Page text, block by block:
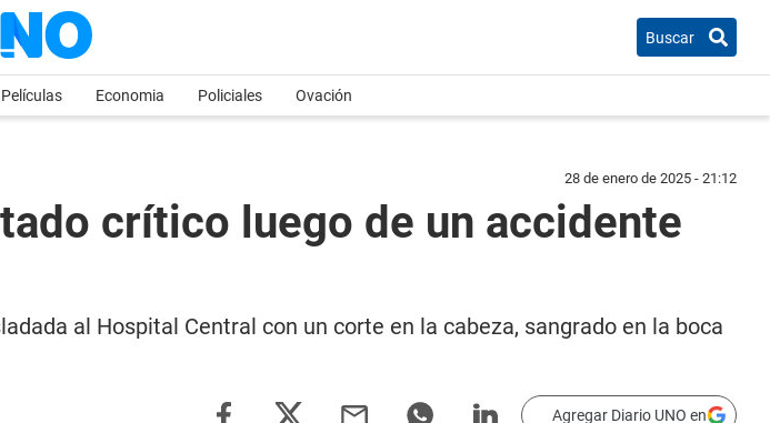
Buscar
Economia Policiales Ovación
28 de enero de 2025 - 21:12
crítico luego de un accidente
al Hospital Central con un corte en la cabeza, sangrado en la boca
Agregar Diario UNO en